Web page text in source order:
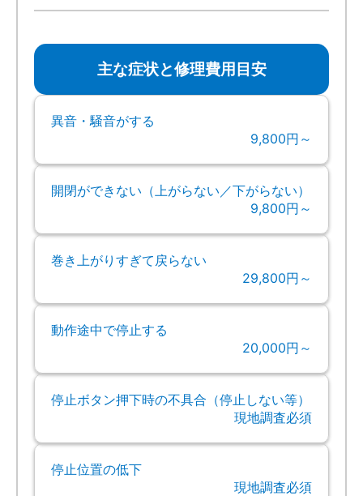
主な症状と修理費用目安
異音・騒音がする
9,800円～
開閉ができない（上がらない／下がらない）
9,800円～
巻き上がりすぎて戻らない
29,800円～
動作途中で停止する
20,000円～
停止ボタン押下時の不具合（停止しない等）
現地調査必須
停止位置の低下
現地調査必須